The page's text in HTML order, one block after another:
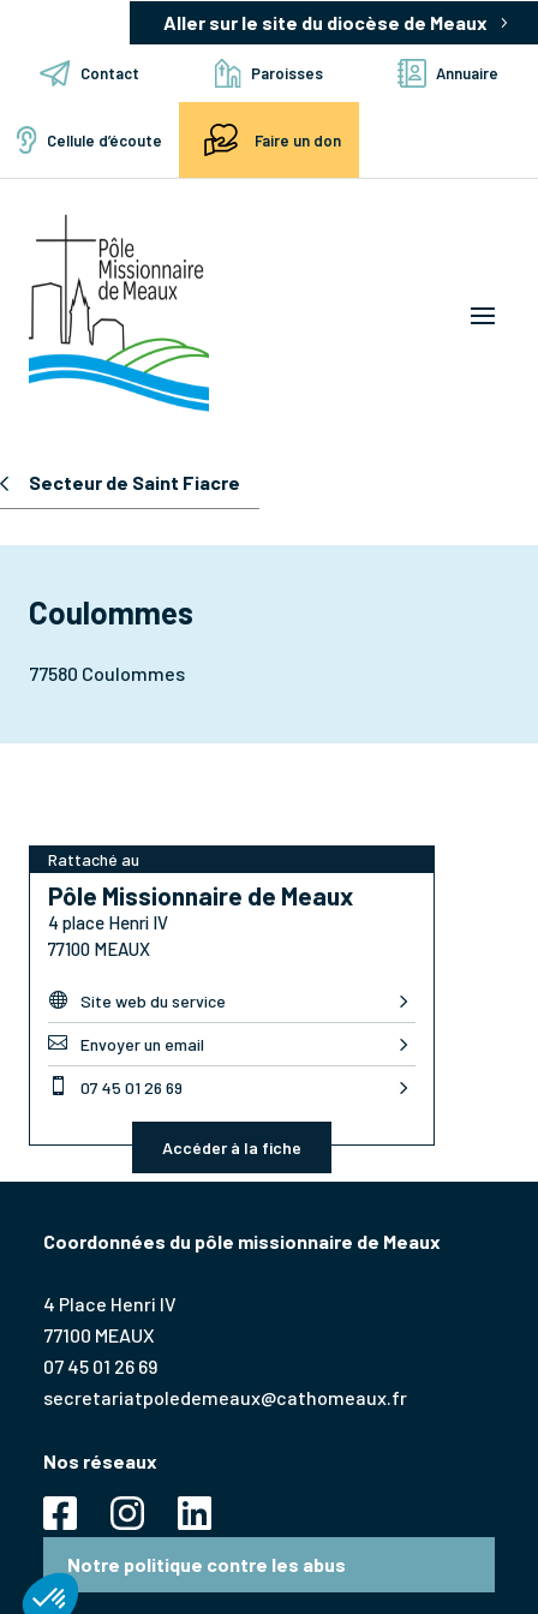
Aller sur le site du diocèse de Meaux
Contact Paroisses Annuaire
Cellule d’écoute Faire un don
Secteur de Saint Fiacre
Coulommes
77580 Coulommes
Rattaché au
Pôle Missionnaire de Meaux
4 place Henri IV
77100 MEAUX
 Site web du service
 Envoyer un email
 07 45 01 26 69
Accéder à la fiche
Coordonnées du pôle missionnaire de Meaux
4 Place Henri IV
77100 MEAUX
07 45 01 26 69
secretariatpoledemeaux@cathomeaux.fr
Nos réseaux
Notre politique contre les abus